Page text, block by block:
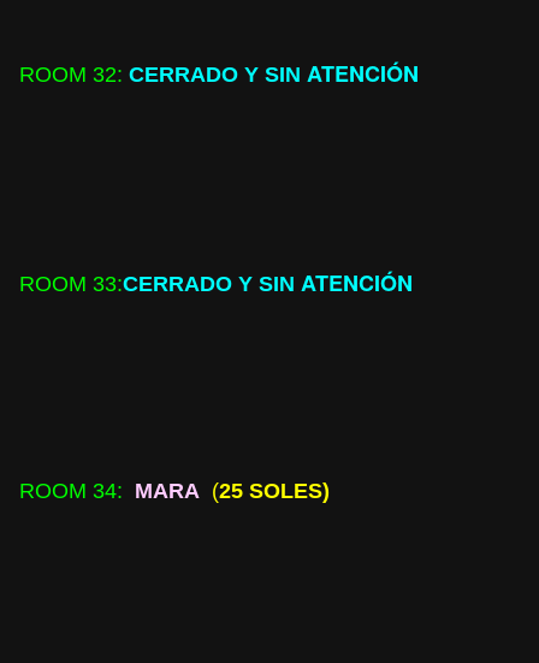
ROOM 32: CERRADO Y SIN ATENCIÓN
ROOM 33:CERRADO Y SIN ATENCIÓN
ROOM 34: MARA (25 SOLES)